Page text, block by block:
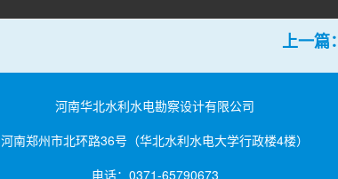
上一篇：
河南华北水利水电勘察设计有限公司
河南郑州市北环路36号（华北水利水电大学行政楼4楼）
电话：0371-65790673